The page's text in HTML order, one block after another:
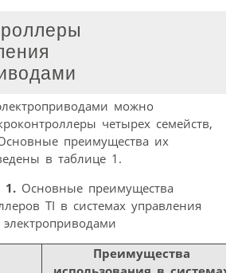
можно
четырех семейств,
преимущества их
в таблице 1.
1.Основные преимущества
TI в системах управления
электроприводами
Преимущества